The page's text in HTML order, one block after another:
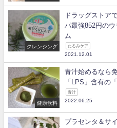
クレンジング
ドラッグストア
パ最強852円の
ム
たるみケア
2021.12.01
健康飲料
青汁始めるなら
「LPS」含有の
青汁
2022.06.25
プラセンタ＆サ